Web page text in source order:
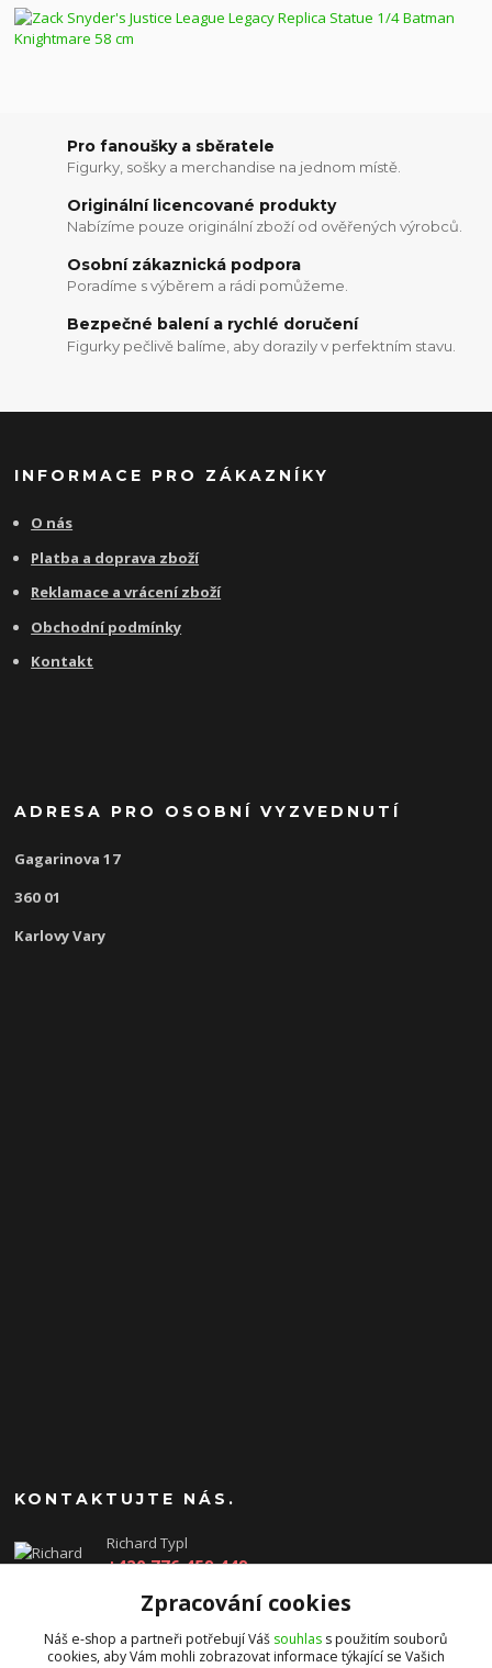
Pro fanoušky a sběratele
Figurky, sošky a merchandise na jednom místě.
Originální licencované produkty
Nabízíme pouze originální zboží od ověřených výrobců.
Osobní zákaznická podpora
Poradíme s výběrem a rádi pomůžeme.
Bezpečné balení a rychlé doručení
Figurky pečlivě balíme, aby dorazily v perfektním stavu.
INFORMACE PRO ZÁKAZNÍKY
O nás
Platba a doprava zboží
Reklamace a vrácení zboží
Obchodní podmínky
Kontakt
ADRESA PRO OSOBNÍ VYZVEDNUTÍ
Gagarinova 17
360 01
Karlovy Vary
KONTAKTUJTE NÁS.
Richard Typl
+420 776 459 449
obchod@rtgames.cz
Zpracování cookies
Náš e-shop a partneři potřebují Váš souhlas s použitím souborů
cookies, aby Vám mohli zobrazovat informace týkající se Vašich